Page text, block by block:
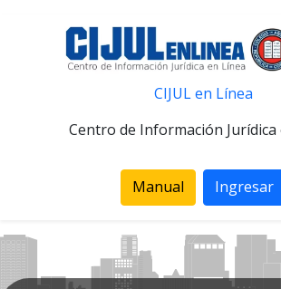
CIJUL en Línea
Centro de Información Jurídica
Manual Ingresar